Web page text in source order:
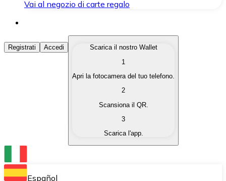
Vai al negozio di carte regalo
Acquista Criptovalute
Acquista le criptovalute che ti interessano in modo
Converti le tue criptovalute in valuta fiat quando ne
Scambia una criptovaluta con un'altra
Conserva le tue cripto in un Wallet self-custodial.
Registrati Accedi
Scarica il nostro Wallet
1
Apri la fotocamera del tuo telefono.
2
Scansiona il QR.
3
Scarica l'app.
Español